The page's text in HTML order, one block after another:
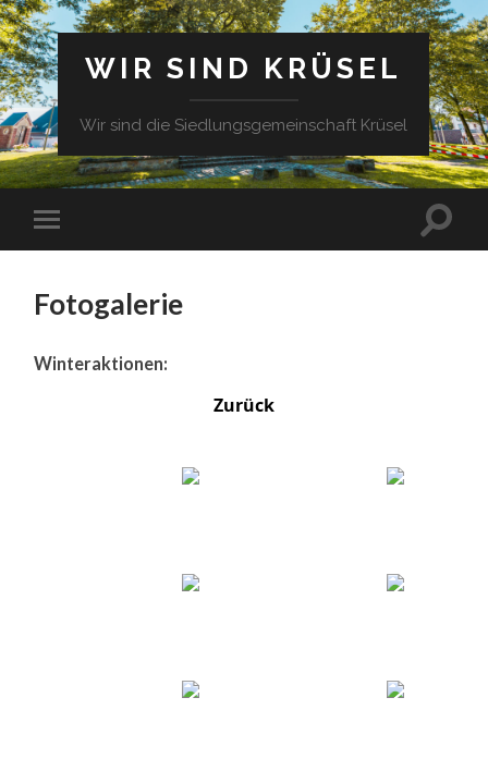
WIR SIND KRÜSEL
Wir sind die Siedlungsgemeinschaft Krüsel
Fotogalerie
Winteraktionen:
Zurück